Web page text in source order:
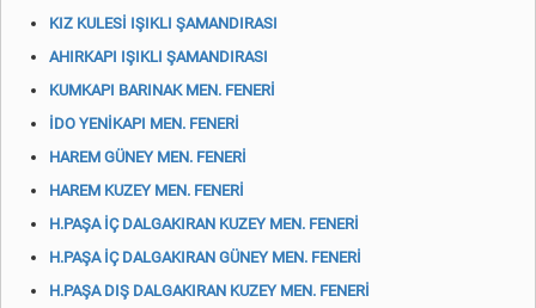
KIZ KULESİ IŞIKLI ŞAMANDIRASI
AHIRKAPI IŞIKLI ŞAMANDIRASI
KUMKAPI BARINAK MEN. FENERİ
İDO YENİKAPI MEN. FENERİ
HAREM GÜNEY MEN. FENERİ
HAREM KUZEY MEN. FENERİ
H.PAŞA İÇ DALGAKIRAN KUZEY MEN. FENERİ
H.PAŞA İÇ DALGAKIRAN GÜNEY MEN. FENERİ
H.PAŞA DIŞ DALGAKIRAN KUZEY MEN. FENERİ